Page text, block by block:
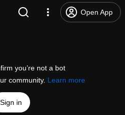
Open App
you’re not a bot
community. Learn more
Sign in